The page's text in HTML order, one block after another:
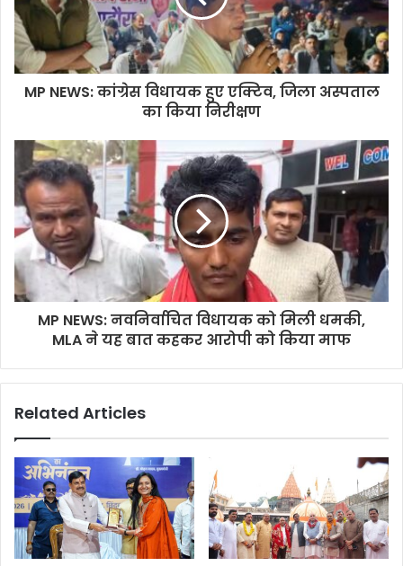
MP NEWS: कांग्रेस विधायक हुए एक्टिव, जिला अस्पताल
का किया निरीक्षण
MP NEWS: नवनिर्वाचित विधायक को मिली धमकी,
MLA ने यह बात कहकर आरोपी को किया माफ
Related Articles